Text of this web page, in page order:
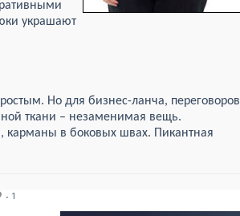
украшают
Но для бизнес-ланча, переговоров
ткани – незаменимая вещь.
карманы в боковых швах. Пикантная
- 1